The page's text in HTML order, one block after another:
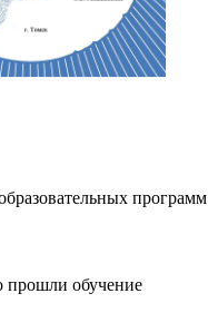
программ
прошли обучение